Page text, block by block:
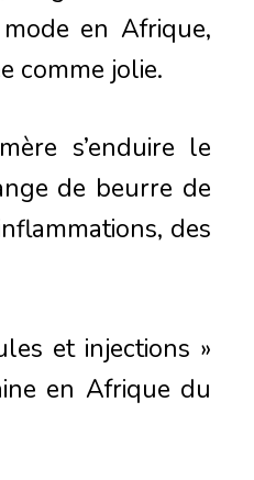
en Afrique,
comme jolie.
s’enduire le
de beurre de
des
et injections »
en Afrique du